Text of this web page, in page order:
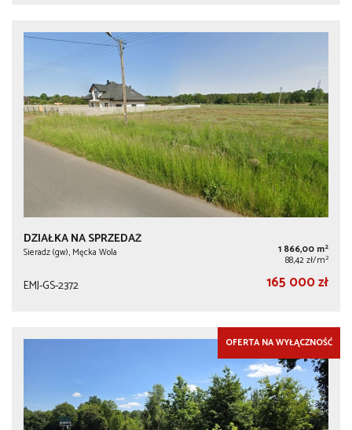
DZIAŁKA NA SPRZEDAŻ
Sieradz (gw), Męcka Wola 1 866,00 m2
88,42 zł/m2
EMJ-GS-2372 165 000 zł
OFERTA NA WYŁĄCZNOŚĆ